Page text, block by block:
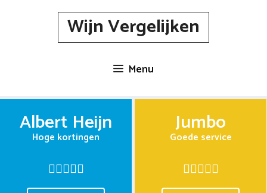
Wijn Vergelijken
Menu
Albert Heijn
Hoge kortingen
Jumbo
Goede service